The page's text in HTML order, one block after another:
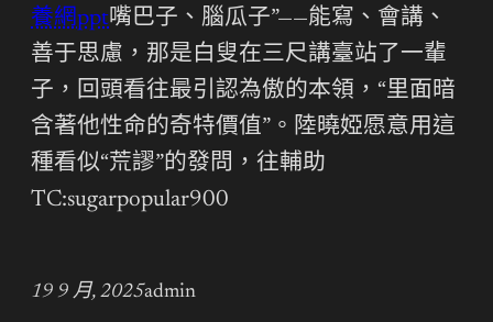
養網ppt嘴巴子、腦瓜子”——能寫、會講、
善于思慮，那是白叟在三尺講臺站了一輩
子，回頭看往最引認為傲的本領，“里面暗
含著他性命的奇特價值”。陸曉婭愿意用這
種看似“荒謬”的發問，往輔助
TC:sugarpopular900
19 9 月, 2025admin